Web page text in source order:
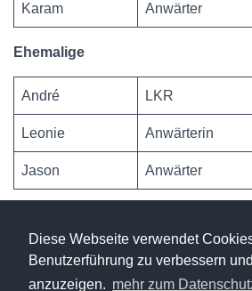
Diese Webseite verwendet
Benutzerführung zu verbessern
anzuzeigen. mehr zum
Karam Anwärter
Ehemalige
André LKR
Leonie Anwärterin
Jason Anwärter
STARTSEITE TERMINE